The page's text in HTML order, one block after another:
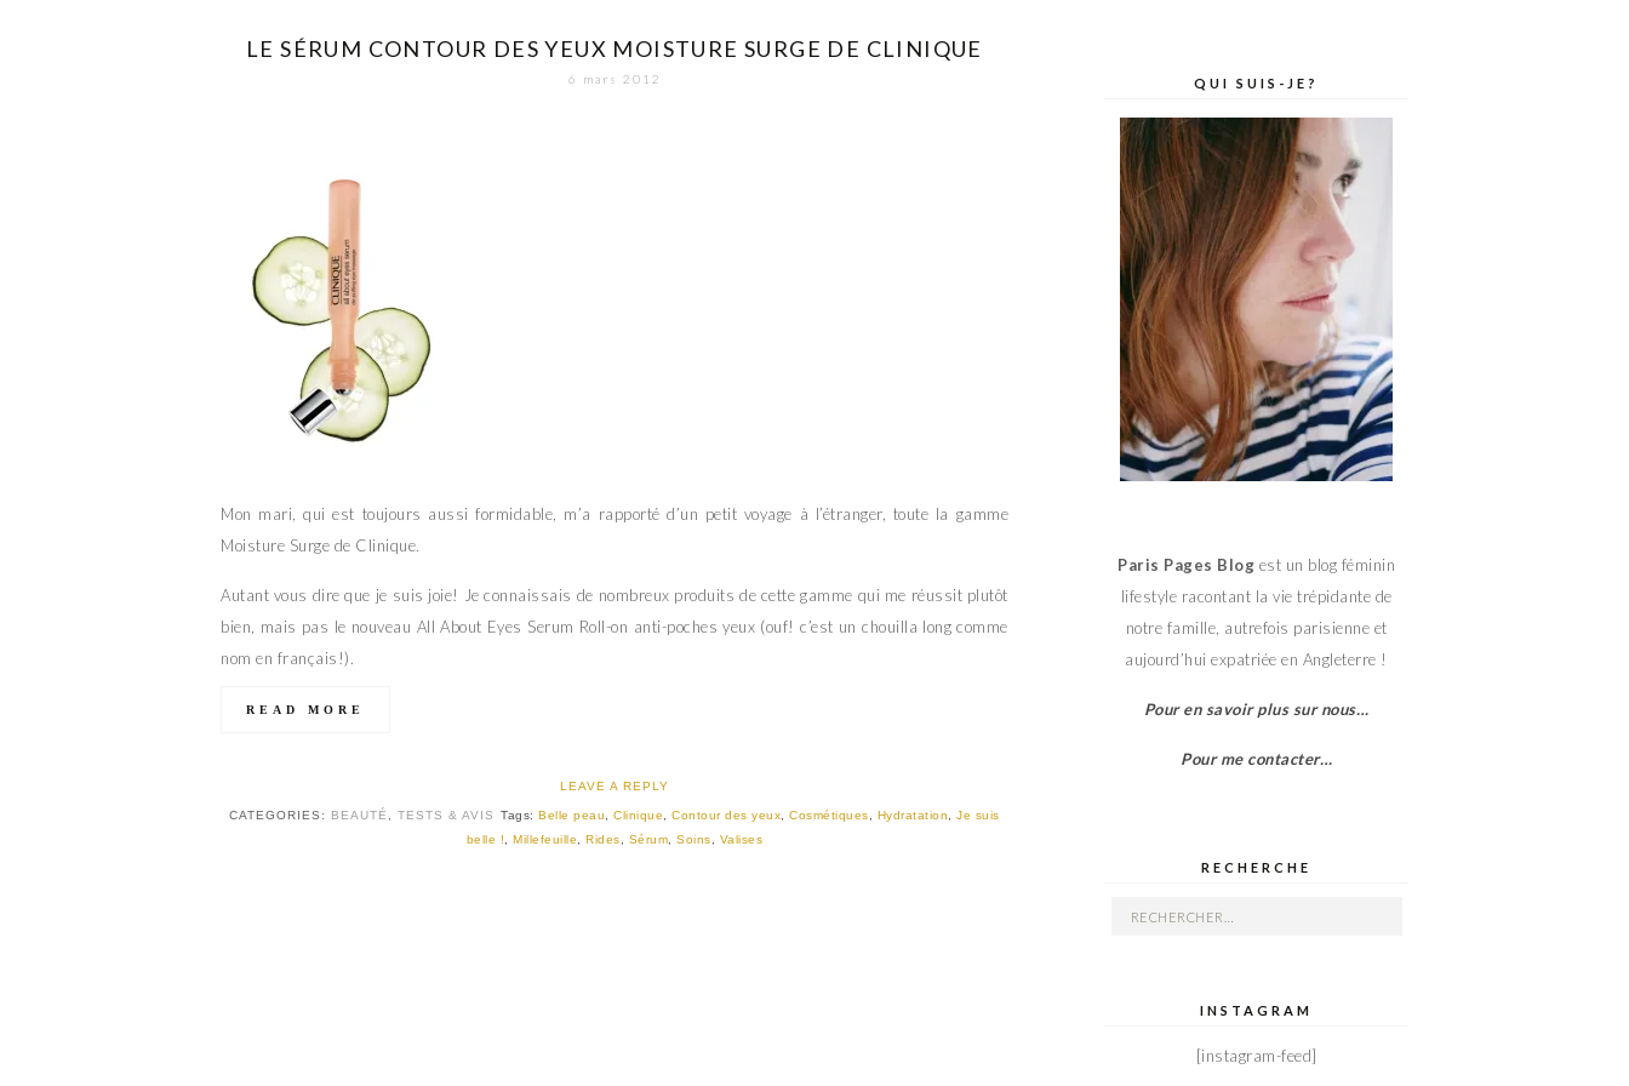
LE SÉRUM CONTOUR DES YEUX MOISTURE SURGE DE CLINIQUE
6 mars 2012
Mon mari, qui est toujours aussi formidable, m’a rapporté d’un petit voyage à l’étranger, toute la gamme
Moisture Surge de Clinique.
Autant vous dire que je suis joie! Je connaissais de nombreux produits de cette gamme qui me réussit plutôt
bien, mais pas le nouveau All About Eyes Serum Roll-on anti-poches yeux (ouf! c’est un chouilla long comme
nom en français!).
READ MORE
LEAVE A REPLY
CATEGORIES: BEAUTÉ ,TESTS & AVIS Tags:Belle peau ,Clinique ,Contour des yeux ,Cosmétiques Hydratation ,Je suis
belle !
,Millefeuille ,Rides Sérum ,Soins Valises
QUI SUIS-JE?
Paris Pages Blog est un blog féminin
lifestyle racontant la vie trépidante de
notre famille, autrefois parisienne et
aujourd’hui expatriée en Angleterre !
Pour en savoir plus sur nous…
Pour me contacter…
RECHERCHE
Rechercher :
INSTAGRAM
[instagram-feed]